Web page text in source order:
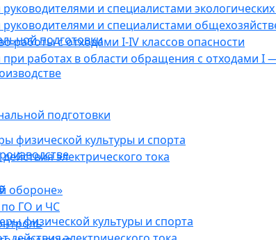
подготовки
физической культуры и спорта
электрического тока
обороне»
ГО и ЧС
и специалистами
и специалистами
работы с отходами I-IV классов опасности
работах в области обращения с отходами I
подготовки
физической культуры и спорта